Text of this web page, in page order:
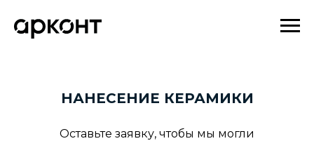
НАНЕСЕНИЕ КЕРАМИКИ
Оставьте заявку, чтобы мы могли